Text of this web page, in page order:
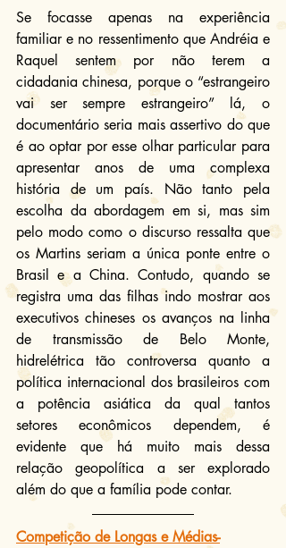
Se focasse apenas na experiência
familiar e no ressentimento que Andréia e
Raquel sentem por não terem a
cidadania chinesa, porque o “estrangeiro
vai ser sempre estrangeiro” lá, o
documentário seria mais assertivo do que
é ao optar por esse olhar particular para
apresentar anos de uma complexa
história de um país. Não tanto pela
escolha da abordagem em si, mas sim
pelo modo como o discurso ressalta que
os Martins seriam a única ponte entre o
Brasil e a China. Contudo, quando se
registra uma das filhas indo mostrar aos
executivos chineses os avanços na linha
de transmissão de Belo Monte,
hidrelétrica tão controversa quanto a
política internacional dos brasileiros com
a potência asiática da qual tantos
setores econômicos dependem, é
evidente que há muito mais dessa
relação geopolítica a ser explorado
além do que a família pode contar.
Competição de Longas e Médias-